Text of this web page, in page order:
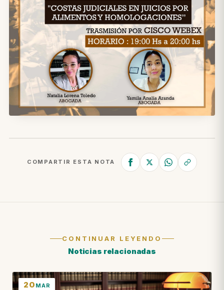
COMPARTIR ESTA NOTA
CONTINUAR LEYENDO
Noticias relacionadas
20 MAR